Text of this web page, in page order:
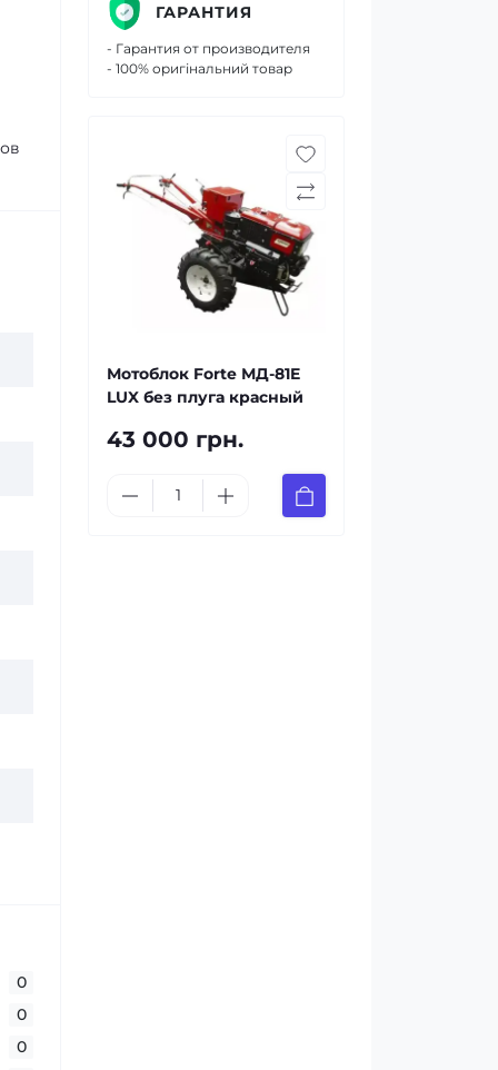
0
0
0
ГАРАНТИЯ
- Гарантия от производителя
- 100% оригінальний товар
Мотоблок Forte МД-81E
LUX без плуга красный
43 000 грн.